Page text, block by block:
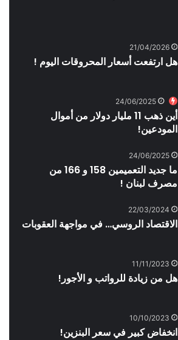
21/04/2026
هل ارتفعت أسعار المحروقات اليوم !
24/06/2025
أين ذهب 11 مليار دولار من أموال
المودعين!
24/06/2025
ما جديد التعميمين 158 و 166 من
مصرف لبنان !
22/03/2024
الاقتصاد الروسي… في مواجهة العقوبات
11/11/2023
هل من زيادة للرواتب و الأجور!
10/10/2023
انخفاض كبير في سعر البنزين!